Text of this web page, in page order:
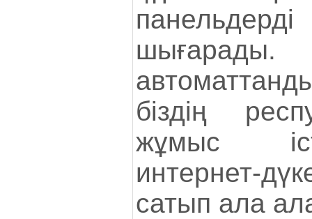
біздің
жұмыс
интернет-
сатып ала